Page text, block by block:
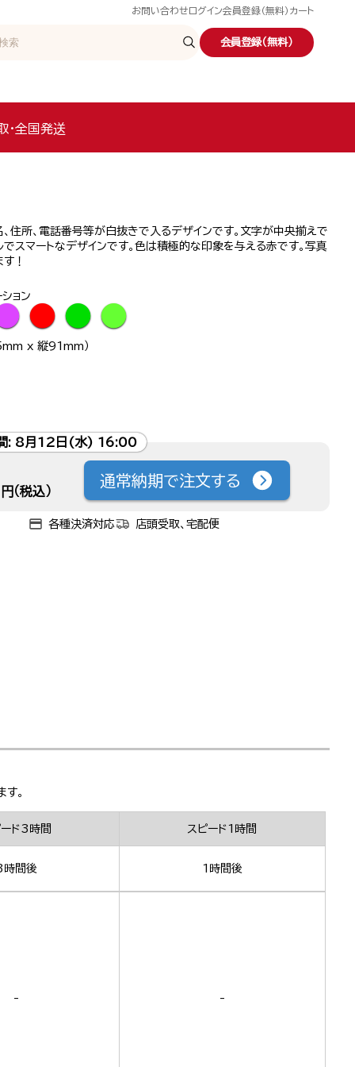
お問い合わせ ログイン会員登録（無料） カート
会員登録（無料）
・全国発送
住所、電話番号等が白抜きで入るデザインです。文字が中央揃えで
スマートなデザインです。色は積極的な印象を与える赤です。写真
！
ョン
● ● ●
x 縦91mm）
: 8月12日(水) 16:00
円（税込）
通常納期で注文する
各種決済対応 店頭受取、宅配便
。
ド3時間 スピード1時間
間後 1時間後
- -